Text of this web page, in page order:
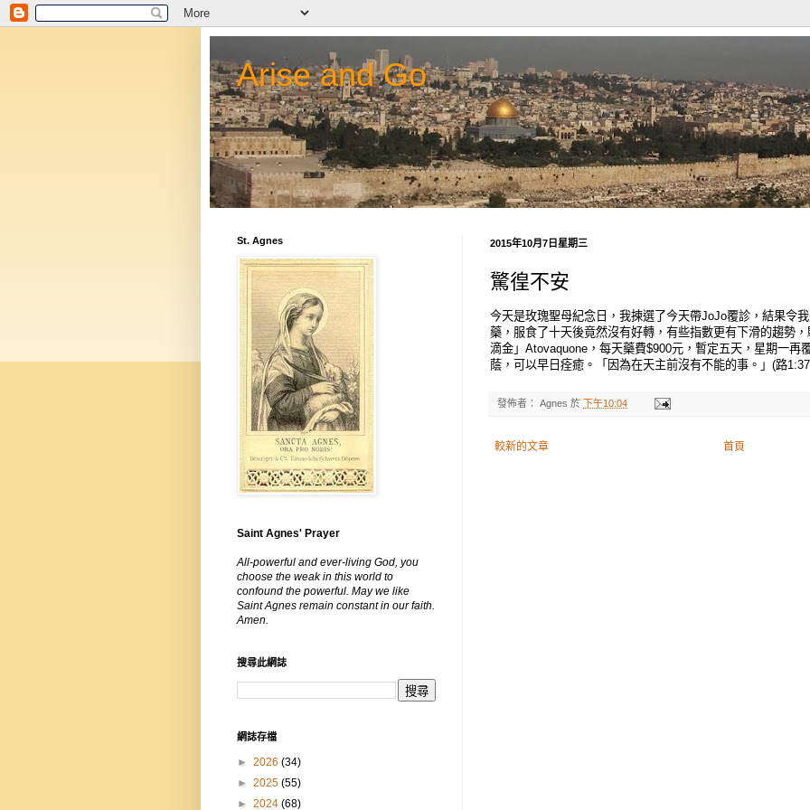
Arise and Go
2015年10月7日星期三
驚徨不安
今天是玫瑰聖母紀念日，我揀選了今天帶JoJo覆診，結果令
藥，服食了十天後竟然沒有好轉，有些指數更有下滑的趨勢
滴金」Atovaquone，每天藥費$900元，暫定五天，星期一再
蔭，可以早日痊癒。「因為在天主前沒有不能的事。」(路
發佈者： Agnes 於 下午10:04
較新的文章 首頁
St. Agnes
Saint Agnes' Prayer
All-powerful and ever-living God, you
choose the weak in this world to
confound the powerful. May we like
Saint Agnes remain constant in our faith.
Amen.
搜尋此網誌
網誌存檔
► 2026 (34)
► 2025 (55)
► 2024 (68)